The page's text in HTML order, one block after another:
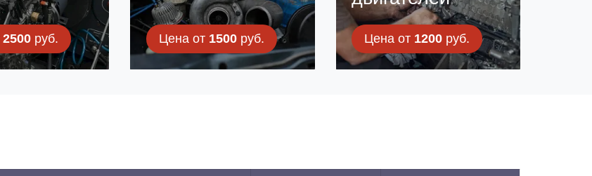
2500 руб. Цена от 1500руб. Цена от 1200 руб.